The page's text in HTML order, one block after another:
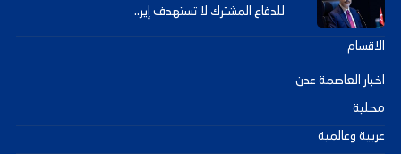
للدفاع المشترك لا تستهدف إير..
الاقسام
اخبار العاصمة عدن
محلية
عربية وعالمية